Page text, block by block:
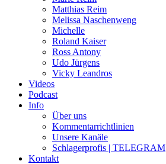
Matthias Reim
Melissa Naschenweng
Michelle
Roland Kaiser
Ross Antony
Udo Jürgens
Vicky Leandros
Videos
Podcast
Info
Über uns
Kommentarrichtlinien
Unsere Kanäle
Schlagerprofis | TELEGRAM
Kontakt